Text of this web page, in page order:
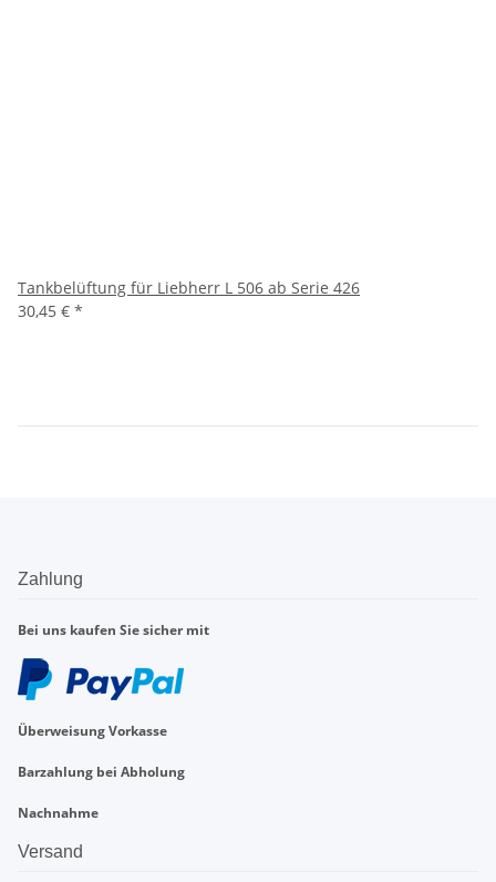
Tankbelüftung für Liebherr L 506 ab Serie 426
30,45 € *
Zahlung
Bei uns kaufen Sie sicher mit
Überweisung Vorkasse
Barzahlung bei Abholung
Nachnahme
Versand